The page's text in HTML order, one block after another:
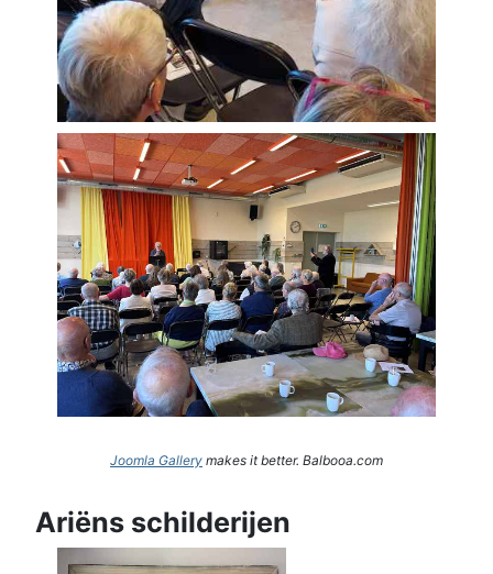
Joomla Gallery makes it better. Balbooa.com
Ariëns schilderijen